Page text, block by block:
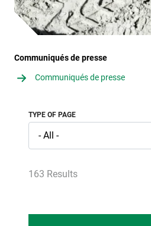
Communiqués de presse
Communiqués de presse
TYPE OF PAGE
163 Results